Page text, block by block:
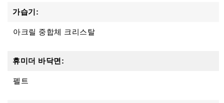
가습기:
아크릴 중합체 크리스탈
휴미더 바닥면:
펠트